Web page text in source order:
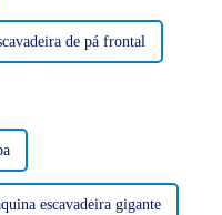
de pá frontal
escavadeira gigante